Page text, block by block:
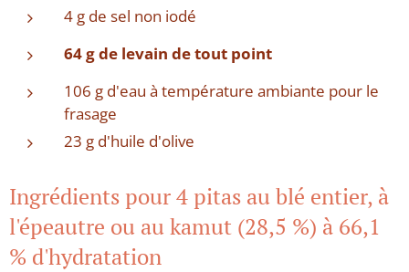
4 g de sel non iodé
64 g de levain de tout point
106 g d'eau à température ambiante pour le
frasage
23 g d'huile d'olive
Ingrédients pour 4 pitas au blé entier, à
l'épeautre ou au kamut (28,5 %) à 66,1
% d'hydratation